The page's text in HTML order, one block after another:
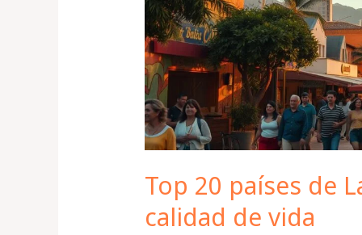
Top 20 países de
calidad de vida
calidad
de
vida